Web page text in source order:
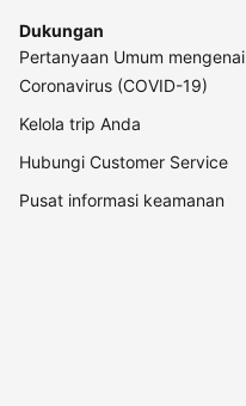
Dukungan
Pertanyaan Umum mengenai
Coronavirus (COVID-19)
Kelola trip Anda
Hubungi Customer Service
Pusat informasi keamanan